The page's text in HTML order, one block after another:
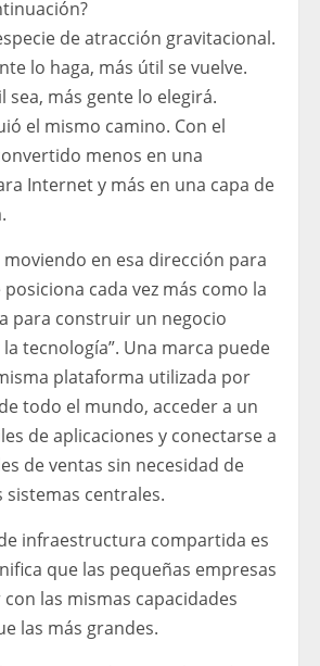
de atracción gravitacional.
lo haga, más útil se vuelve.
sea, más gente lo elegirá.
el mismo camino. Con el
menos en una
Internet y más en una capa de
moviendo en esa dirección para
posiciona cada vez más como la
para construir un negocio
tecnología”. Una marca puede
plataforma utilizada por
todo el mundo, acceder a un
de aplicaciones y conectarse a
de ventas sin necesidad de
centrales.
infraestructura compartida es
que las pequeñas empresas
las mismas capacidades
las más grandes.